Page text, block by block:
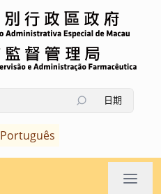
日期
Português